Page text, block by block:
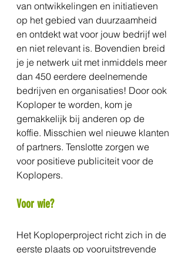
van ontwikkelingen en initiatieven
op het gebied van duurzaamheid
en ontdekt wat voor jouw bedrijf wel
en niet relevant is. Bovendien breid
je je netwerk uit met inmiddels meer
dan 450 eerdere deelnemende
bedrijven en organisaties! Door ook
Koploper te worden, kom je
gemakkelijk bij anderen op de
koffie. Misschien wel nieuwe klanten
of partners. Tenslotte zorgen we
voor positieve publiciteit voor de
Koplopers.
Voor wie?
Het Koploperproject richt zich in de
eerste plaats op vooruitstrevende